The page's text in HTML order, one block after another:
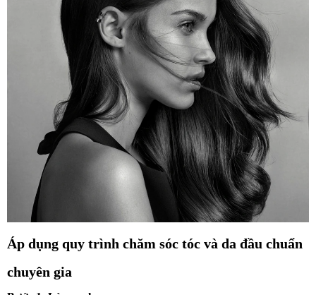
Áp dụng quy trình chăm sóc tóc và da đầu chuẩn
chuyên gia